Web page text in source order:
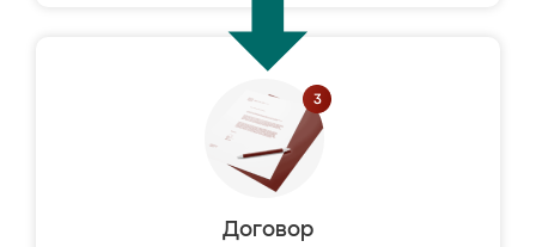
Договор